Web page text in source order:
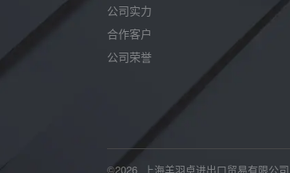
公司实力
合作客户
公司荣誉
©2026 上海羊羽卓进出口贸易有限公